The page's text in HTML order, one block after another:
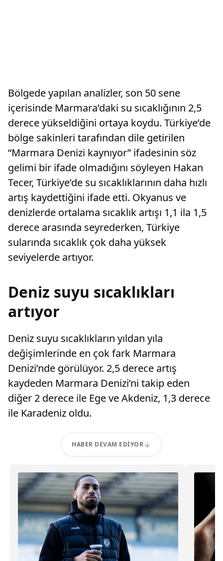
Bölgede yapılan analizler, son 50 sene
içerisinde Marmara’daki su sıcaklığının 2,5
derece yükseldiğini ortaya koydu. Türkiye’de
bölge sakinleri tarafından dile getirilen
“Marmara Denizi kaynıyor” ifadesinin söz
gelimi bir ifade olmadığını söyleyen Hakan
Tecer, Türkiye’de su sıcaklıklarının daha hızlı
artış kaydettiğini ifade etti. Okyanus ve
denizlerde ortalama sıcaklık artışı 1,1 ila 1,5
derece arasında seyrederken, Türkiye
sularında sıcaklık çok daha yüksek
seviyelerde artıyor.
Deniz suyu sıcaklıkları
artıyor
Deniz suyu sıcaklıkların yıldan yıla
değişimlerinde en çok fark Marmara
Denizi’nde görülüyor. 2,5 derece artış
kaydeden Marmara Denizi’ni takip eden
diğer 2 derece ile Ege ve Akdeniz, 1,3 derece
ile Karadeniz oldu.
HABER DEVAM EDIYOR